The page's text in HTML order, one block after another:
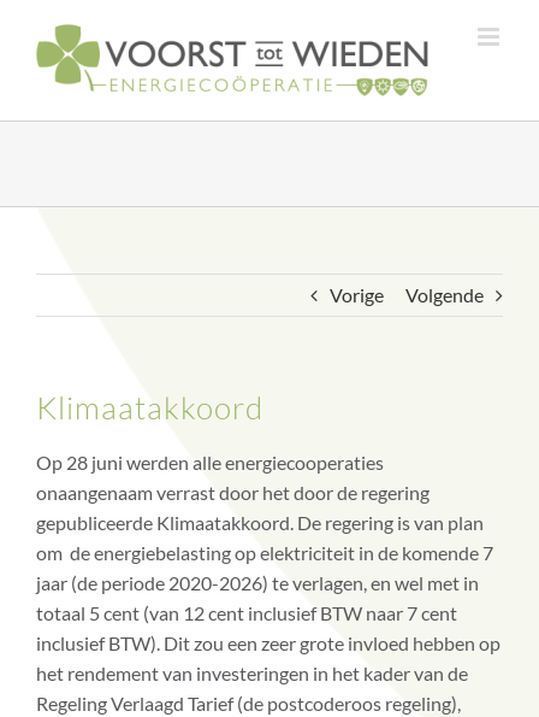
inhoud
Vorige Volgende
Klimaatakkoord
Op 28 juni werden alle energiecooperaties
onaangenaam verrast door het door de regering
gepubliceerde Klimaatakkoord. De regering is van plan
om de energiebelasting op elektriciteit in de komende 7
jaar (de periode 2020-2026) te verlagen, en wel met in
totaal 5 cent (van 12 cent inclusief BTW naar 7 cent
inclusief BTW). Dit zou een zeer grote invloed hebben op
het rendement van investeringen in het kader van de
Regeling Verlaagd Tarief (de postcoderoos regeling),